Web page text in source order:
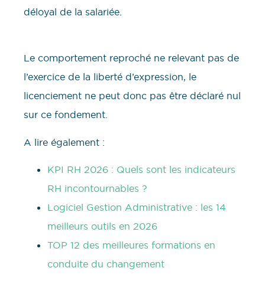
déloyal de la salariée.
Le comportement reproché ne relevant pas de
l’exercice de la liberté d’expression, le
licenciement ne peut donc pas être déclaré nul
sur ce fondement.
A lire également :
KPI RH 2026 : Quels sont les indicateurs
RH incontournables ?
Logiciel Gestion Administrative : les 14
meilleurs outils en 2026
TOP 12 des meilleures formations en
conduite du changement